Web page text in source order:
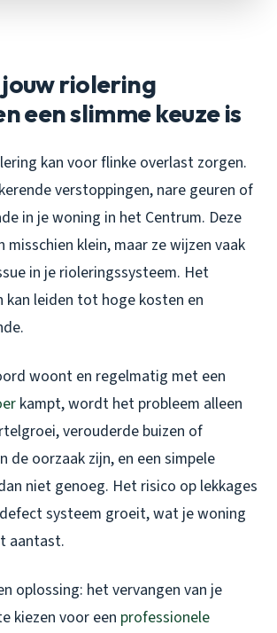
riolering
een slimme keuze is
kan voor flinke overlast zorgen.
verstoppingen, nare geuren of
in je woning in het Centrum. Deze
misschien klein, maar ze wijzen vaak
in je rioleringssysteem. Het
kan leiden tot hoge kosten en
woont en regelmatig met een
kampt, wordt het probleem alleen
verouderde buizen of
de oorzaak zijn, en een simpele
niet genoeg. Het risico op lekkages
systeem groeit, wat je woning
aantast.
oplossing: het vervangen van je
kiezen voor een professionele